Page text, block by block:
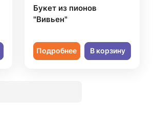
Букет из пионов
"Вивьен"
Подробнее В корзину